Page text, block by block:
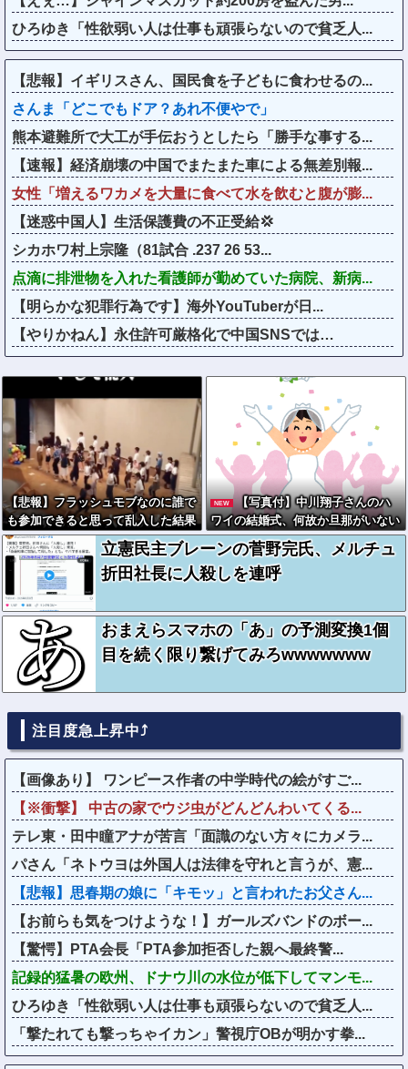
ひろゆき「性欲弱い人は仕事も頑張らないので貧乏人...
【悲報】イギリスさん、国民食を子どもに食わせるの...
さんま「どこでもドア？あれ不便やで」
熊本避難所で大工が手伝おうとしたら「勝手な事する...
【速報】経済崩壊の中国でまたまた車による無差別報...
女性「増えるワカメを大量に食べて水を飲むと腹が膨...
【迷惑中国人】生活保護費の不正受給💢
シカホワ村上宗隆（81試合 .237 26 53...
点滴に排泄物を入れた看護師が勤めていた病院、新病...
【明らかな犯罪行為です】海外YouTuberが日...
【やりかねん】永住許可厳格化で中国SNSでは…
【悲報】フラッシュモブなのに誰で
も参加できると思って乱入した結果
ｗｗｗｗｗｗｗｗｗｗ
NEW
【写真付】中川翔子さんのハ
ワイの結婚式、何故か旦那がいない
立憲民主ブレーンの菅野完氏、メルチュ
折田社長に人殺しを連呼
おまえらスマホの「あ」の予測変換1個
目を続く限り繋げてみろwwwwwww
注目度急上昇中⤴
【画像あり】 ワンピース作者の中学時代の絵がすご...
【※衝撃】 中古の家でウジ虫がどんどんわいてくる...
テレ東・田中瞳アナが苦言「面識のない方々にカメラ...
パさん「ネトウヨは外国人は法律を守れと言うが、憲...
【悲報】思春期の娘に「キモッ」と言われたお父さん...
【お前らも気をつけような！】ガールズバンドのボー...
【驚愕】PTA会長「PTA参加拒否した親へ最終警...
記録的猛暑の欧州、ドナウ川の水位が低下してマンモ...
ひろゆき「性欲弱い人は仕事も頑張らないので貧乏人...
「撃たれても撃っちゃイカン」警視庁OBが明かす拳...